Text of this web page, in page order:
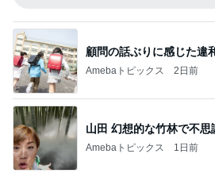
顧問の話ぶりに感じた違
Amebaトピックス 2日前
山田 幻想的な竹林で不思
Amebaトピックス 1日前